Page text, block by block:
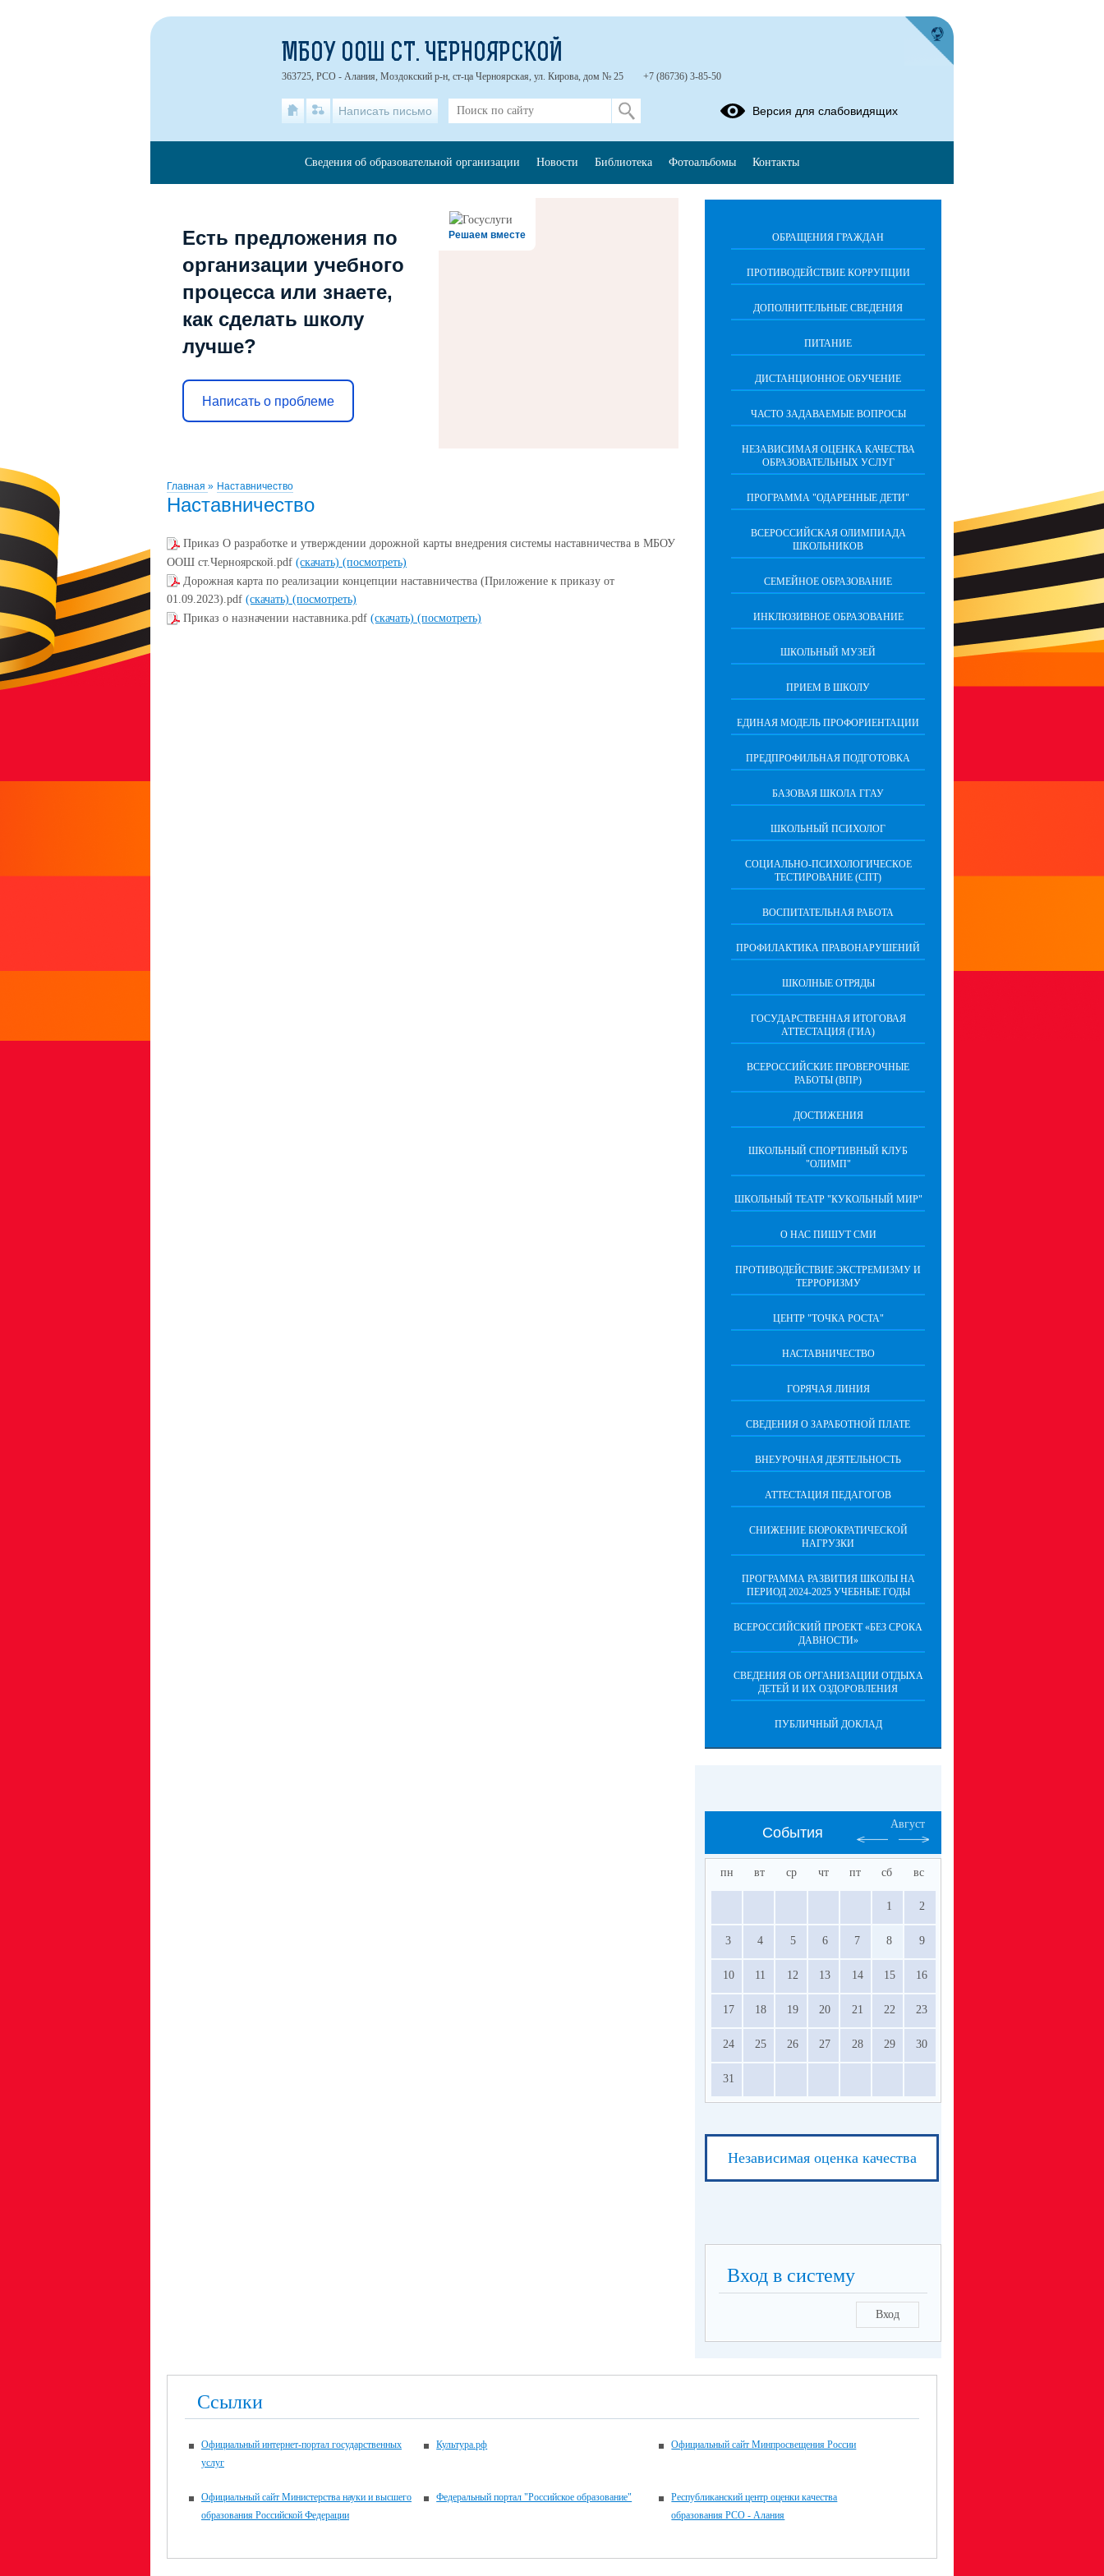
Решаем вместе
Есть предложения по
организации учебного
процесса или знаете,
как сделать школу
лучше?
Написать о проблеме
Главная » Наставничество
Наставничество
Приказ О разработке и утверждении дорожной карты внедрения системы наставничества в МБОУ
ООШ ст.Черноярской.pdf (скачать) (посмотреть)
Дорожная карта по реализации концепции наставничества (Приложение к приказу от
01.09.2023).pdf (скачать) (посмотреть)
Приказ о назначении наставника.pdf (скачать) (посмотреть)
ОБРАЩЕНИЯ ГРАЖДАН
ПРОТИВОДЕЙСТВИЕ КОРРУПЦИИ
ДОПОЛНИТЕЛЬНЫЕ СВЕДЕНИЯ
ПИТАНИЕ
ДИСТАНЦИОННОЕ ОБУЧЕНИЕ
ЧАСТО ЗАДАВАЕМЫЕ ВОПРОСЫ
НЕЗАВИСИМАЯ ОЦЕНКА КАЧЕСТВА
ОБРАЗОВАТЕЛЬНЫХ УСЛУГ
ПРОГРАММА "ОДАРЕННЫЕ ДЕТИ"
ВСЕРОССИЙСКАЯ ОЛИМПИАДА
ШКОЛЬНИКОВ
СЕМЕЙНОЕ ОБРАЗОВАНИЕ
ИНКЛЮЗИВНОЕ ОБРАЗОВАНИЕ
ШКОЛЬНЫЙ МУЗЕЙ
ПРИЕМ В ШКОЛУ
ЕДИНАЯ МОДЕЛЬ ПРОФОРИЕНТАЦИИ
ПРЕДПРОФИЛЬНАЯ ПОДГОТОВКА
БАЗОВАЯ ШКОЛА ГГАУ
ШКОЛЬНЫЙ ПСИХОЛОГ
СОЦИАЛЬНО-ПСИХОЛОГИЧЕСКОЕ
ТЕСТИРОВАНИЕ (СПТ)
ВОСПИТАТЕЛЬНАЯ РАБОТА
ПРОФИЛАКТИКА ПРАВОНАРУШЕНИЙ
ШКОЛНЫЕ ОТРЯДЫ
ГОСУДАРСТВЕННАЯ ИТОГОВАЯ
АТТЕСТАЦИЯ (ГИА)
ВСЕРОССИЙСКИЕ ПРОВЕРОЧНЫЕ
РАБОТЫ (ВПР)
ДОСТИЖЕНИЯ
ШКОЛЬНЫЙ СПОРТИВНЫЙ КЛУБ
"ОЛИМП"
ШКОЛЬНЫЙ ТЕАТР "КУКОЛЬНЫЙ МИР"
О НАС ПИШУТ СМИ
ПРОТИВОДЕЙСТВИЕ ЭКСТРЕМИЗМУ И
ТЕРРОРИЗМУ
ЦЕНТР "ТОЧКА РОСТА"
НАСТАВНИЧЕСТВО
ГОРЯЧАЯ ЛИНИЯ
СВЕДЕНИЯ О ЗАРАБОТНОЙ ПЛАТЕ
ВНЕУРОЧНАЯ ДЕЯТЕЛЬНОСТЬ
АТТЕСТАЦИЯ ПЕДАГОГОВ
СНИЖЕНИЕ БЮРОКРАТИЧЕСКОЙ
НАГРУЗКИ
ПРОГРАММА РАЗВИТИЯ ШКОЛЫ НА
ПЕРИОД 2024-2025 УЧЕБНЫЕ ГОДЫ
ВСЕРОССИЙСКИЙ ПРОЕКТ «БЕЗ СРОКА
ДАВНОСТИ»
СВЕДЕНИЯ ОБ ОРГАНИЗАЦИИ ОТДЫХА
ДЕТЕЙ И ИХ ОЗДОРОВЛЕНИЯ
ПУБЛИЧНЫЙ ДОКЛАД
События
Август
пн вт ср чт пт сб вс
1 2
3 4 5 6 7 8 9
10 11 12 13 14 15 16
17 18 19 20 21 22 23
24 25 26 27 28 29 30
31
Независимая оценка качества
Вход в систему
Вход
Ссылки
Официальный интернет-портал государственных
услуг
Культура.рф Официальный сайт Минпросвещения России
Официальный сайт Министерства науки и высшего
образования Российской Федерации
Федеральный портал "Российское образование"
Республиканский центр оценки качества
образования РСО - Алания
МБОУ ООШ СТ. ЧЕРНОЯРСКОЙ
363725, РСО - Алания, Моздокский р-н, ст-ца Черноярская, ул. Кирова, дом № 25 +7 (86736) 3-85-50
Написать письмо Версия для слабовидящих
Сведения об образовательной организации Новости Библиотека Фотоальбомы Контакты